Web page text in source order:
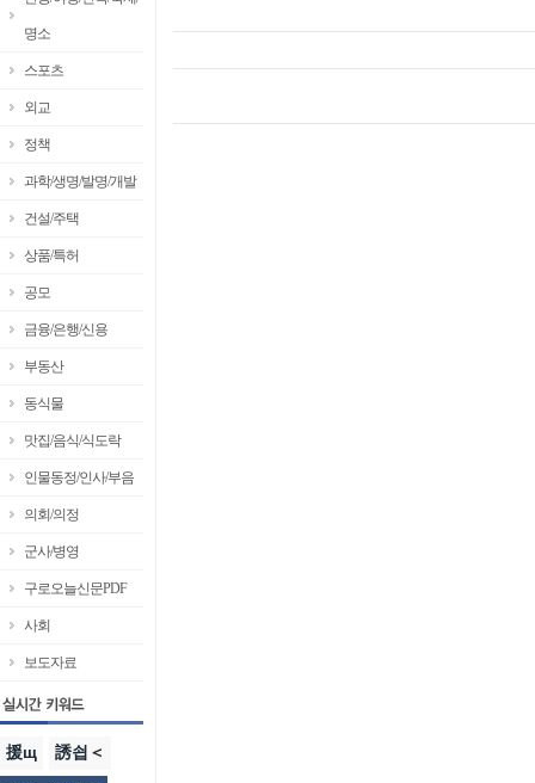
명소
스포츠
외교
정책
과학/생명/발명/개발
건설/주택
상품/특허
공모
금융/은행/신용
부동산
동식물
맛집/음식/식도락
인물동정/인사/부음
의회/의정
군사/병영
구로오늘신문PDF
사회
보도자료
援щ 誘쇱＜